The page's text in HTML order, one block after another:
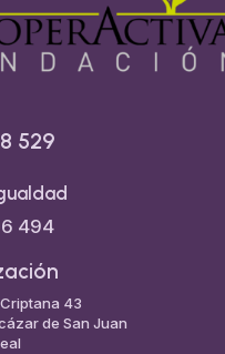
529
494
43
de San Juan